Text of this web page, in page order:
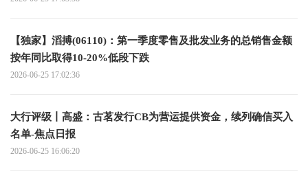
【独家】滔搏(06110)：第一季度零售及批发业务的总销售金额
按年同比取得10-20%低段下跌
2026-06-25 17:02:36
大行评级丨高盛：古茗发行CB为营运提供资金，续列确信买入
名单-焦点日报
2026-06-25 16:06:20